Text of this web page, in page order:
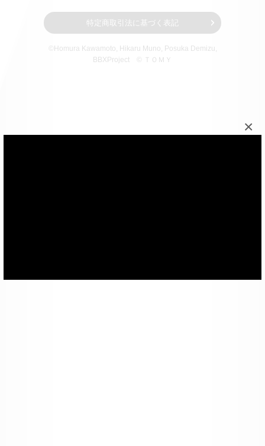
×
特定商取引法に基づく表記
©Homura Kawamoto, Hikaru Muno, Posuka Demizu,
BBXProject © ＴＯＭＹ